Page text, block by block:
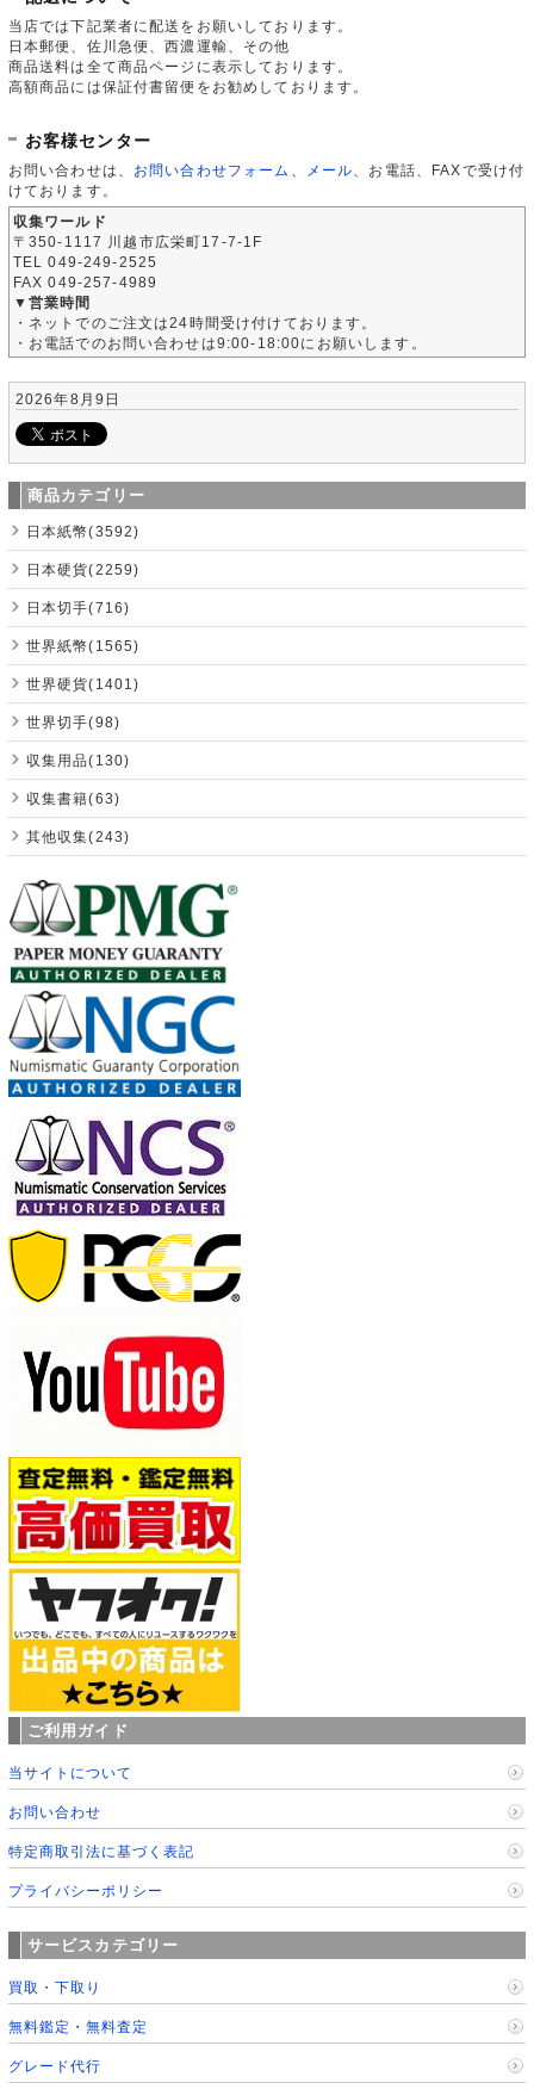
当店では下記業者に配送をお願いしております。
日本郵便、佐川急便、西濃運輸、その他
商品送料は全て商品ページに表示しております。
高額商品には保証付書留便をお勧めしております。
お客様センター
お問い合わせは、 お問い合わせフォーム メール 、お電話、FAXで受け付
けております。
収集ワールド
〒350-1117 川越市広栄町17-7-1F
TEL 049-249-2525
FAX 049-257-4989
▼営業時間
・ネットでのご注文は24時間受け付けております。
・お電話でのお問い合わせは9:00-18:00にお願いします。
2026年8月9日
商品カテゴリー
日本紙幣(3592)
日本硬貨(2259)
日本切手(716)
世界紙幣(1565)
世界硬貨(1401)
世界切手(98)
収集用品(130)
収集書籍(63)
其他収集(243)
ご利用ガイド
当サイトについて
お問い合わせ
特定商取引法に基づく表記
プライバシーポリシー
サービスカテゴリー
買取・下取り
無料鑑定・無料査定
グレード代行